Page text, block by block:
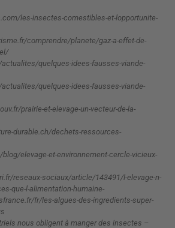
les-insectes-comestibles-et-lopportunite-
comprendre/planete/gaz-a-effet-de-
quelques-idees-fausses-viande-
quelques-idees-fausses-viande-
prairie-et-elevage-un-vecteur-de-la-
durable.ch/dechets-ressources-
elevage-et-environnement-cercle-vicieux-
reseaux-sociaux/article/143491/l-elevage-n-
que-l-alimentation-humaine-
fr/les-algues-des-ingredients-super-
nous obligent à manger des insectes –